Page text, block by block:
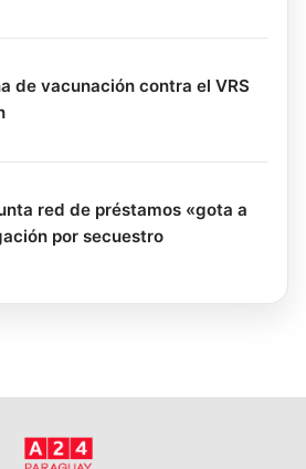
de vacunación contra el VRS
red de préstamos «gota a
por secuestro